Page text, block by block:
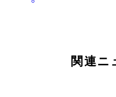
関連ニ